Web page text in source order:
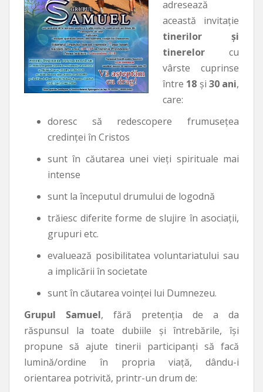
adresează
această invitaţie
tinerilor şi
tinerelor cu
vârste cuprinse
între 18 şi 30 ani,
care:
doresc să redescopere frumuseţea
credinţei în Cristos
sunt în căutarea unei vieţi spirituale mai
intense
sunt la începutul drumului de logodnă
trăiesc diferite forme de slujire în asociaţii,
grupuri etc.
evaluează posibilitatea voluntariatului sau
a implicării în societate
sunt în căutarea voinţei lui Dumnezeu.
Grupul Samuel, fără pretenţia de a da
răspunsul la toate dubiile şi întrebările, îşi
propune să ajute tinerii participanţi să facă
lumină/ordine în propria viaţă, dându-i
orientarea potrivită, printr-un drum de: